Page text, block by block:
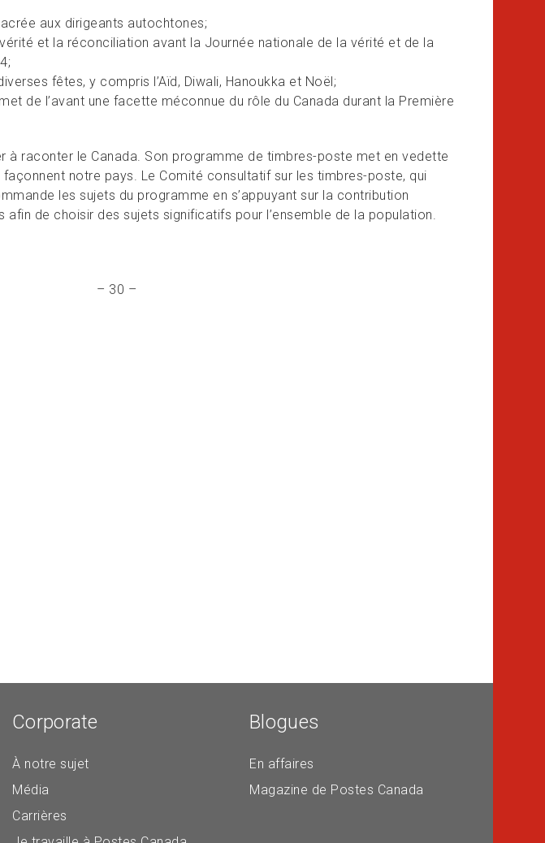
aux dirigeants autochtones;
et la réconciliation avant la Journée nationale de la vérité et de la
fêtes, y compris l’Aïd, Diwali, Hanoukka et Noël;
de l’avant une facette méconnue du rôle du Canada durant la Première
à raconter le Canada. Son programme de timbres-poste met en vedette
notre pays. Le Comité consultatif sur les timbres-poste, qui
les sujets du programme en s’appuyant sur la contribution
de choisir des sujets significatifs pour l’ensemble de la population.
–
Corporate
À notre sujet
Média
Carrières
Blogues
En affaires
Magazine de Postes Canada